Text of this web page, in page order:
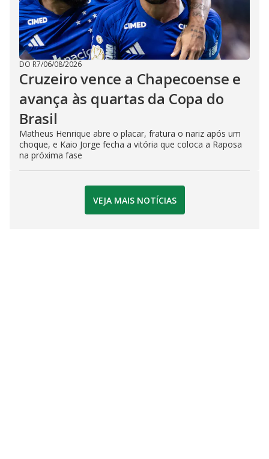
DO R7/06/08/2026
Cruzeiro vence a Chapecoense e
avança às quartas da Copa do
Brasil
Matheus Henrique abre o placar, fratura o nariz após um
choque, e Kaio Jorge fecha a vitória que coloca a Raposa
na próxima fase
VEJA MAIS NOTÍCIAS